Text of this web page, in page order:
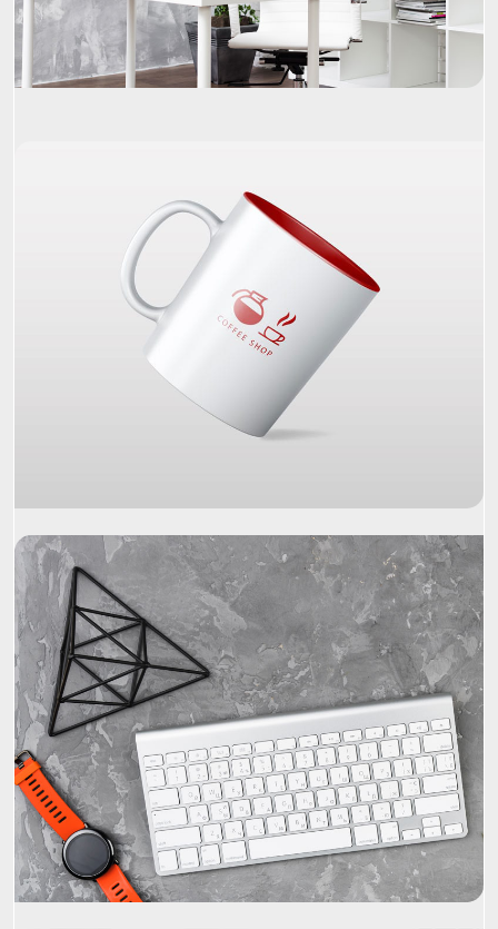
Project Name
Project Name